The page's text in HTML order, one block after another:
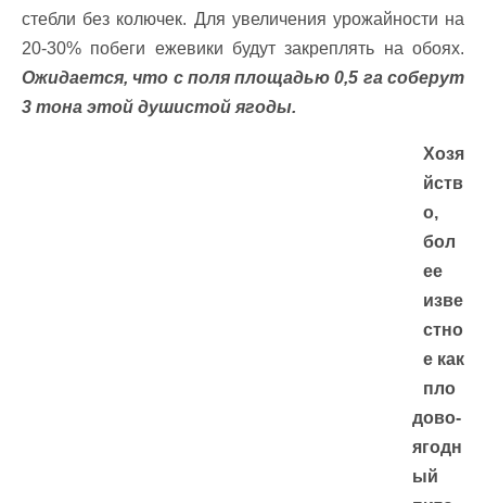
стебли без колючек. Для увеличения урожайности на
20-30% побеги ежевики будут закреплять на обоях.
Ожидается, что с поля площадью 0,5 га соберут
3 тона этой душистой ягоды.
Хозя
йств
о,
бол
ее
изве
стно
е как
пло
дово-
ягодн
ый